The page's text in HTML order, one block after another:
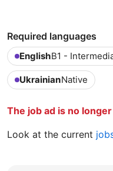
Required languages
EnglishB1 -
UkrainianNative
The job ad is no
Look at the current